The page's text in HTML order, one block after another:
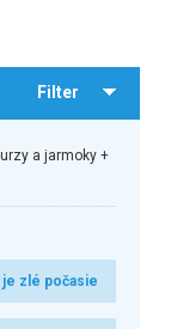
Filter
a jarmoky +
je zlé počasie